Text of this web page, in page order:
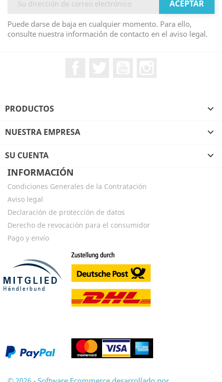
Puede darse de baja en cualquier momento. Para ello,
consulte nuestra información de contacto en el aviso legal.
PRODUCTOS 
NUESTRA EMPRESA 
SU CUENTA

INFORMACIÓN
Condiciones Generales de la Contratación
Aviso legal
Declaración de protección de datos
Derecho de revocación para el consumidor
Pago y envío